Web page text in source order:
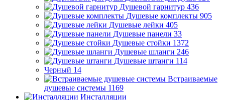
Душевой гарнитур 436
Душевые комплекты 905
Душевые лейки 405
Душевые панели 33
Душевые стойки 1372
Душевые шланги 246
Душевые штанги 114
Черный 14
Встраиваемые
душевые системы 1169
Инсталляции